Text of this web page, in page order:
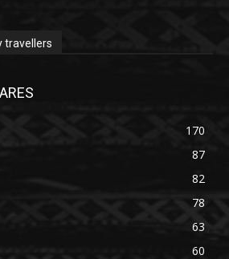
travellers
170
87
82
78
63
60